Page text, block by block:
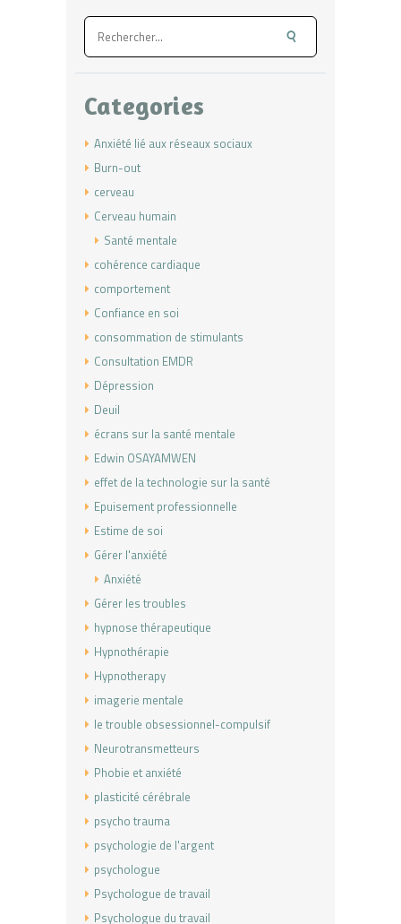
Rechercher :
Categories
Anxiété lié aux réseaux sociaux
Burn-out
cerveau
Cerveau humain
Santé mentale
cohérence cardiaque
comportement
Confiance en soi
consommation de stimulants
Consultation EMDR
Dépression
Deuil
écrans sur la santé mentale
Edwin OSAYAMWEN
effet de la technologie sur la santé
Epuisement professionnelle
Estime de soi
Gérer l'anxiété
Anxiété
Gérer les troubles
hypnose thérapeutique
Hypnothérapie
Hypnotherapy
imagerie mentale
le trouble obsessionnel-compulsif
Neurotransmetteurs
Phobie et anxiété
plasticité cérébrale
psycho trauma
psychologie de l'argent
psychologue
Psychologue de travail
Psychologue du travail